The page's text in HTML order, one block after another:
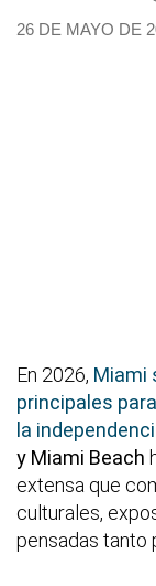
26 DE MAYO DE
En 2026, Miami
principales
la
y Miami Beach
extensa que
culturales,
pensadas tanto